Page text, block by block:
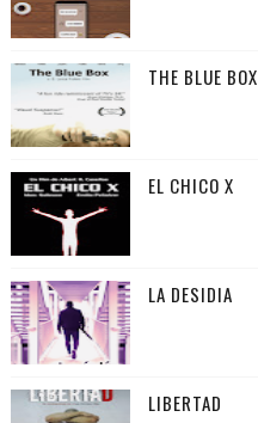
THE BLUE BOX
EL CHICO X
LA DESIDIA
LIBERTAD